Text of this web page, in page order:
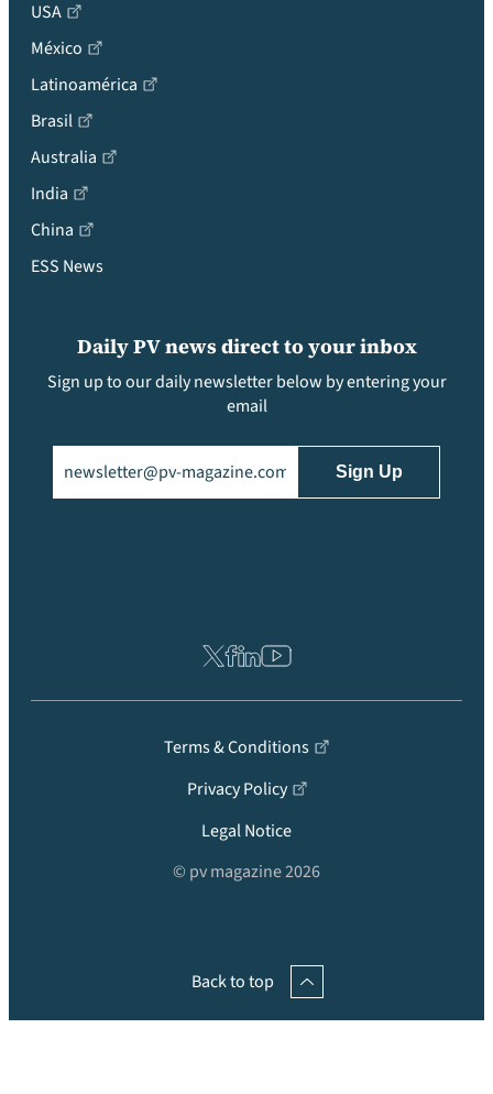
USA
México
Latinoamérica
Brasil
Australia
India
China
ESS News
Daily PV news direct to your inbox
Sign up to our daily newsletter below by entering your
email
Terms & Conditions
Privacy Policy
Legal Notice
© pv magazine 2026
Back to top